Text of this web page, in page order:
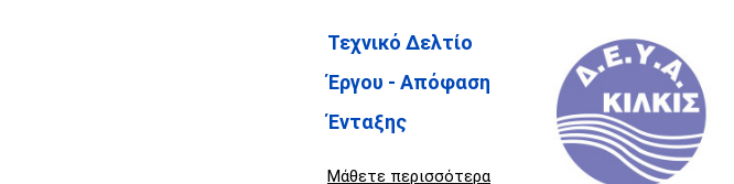
Τεχνικό Δελτίο
Έργου - Απόφαση
Ένταξης
Μάθετε περισσότερα